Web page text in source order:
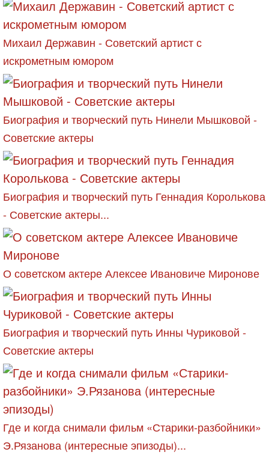
Михаил Державин - Советский артист с
искрометным юмором
Биография и творческий путь Нинели Мышковой -
Советские актеры
Биография и творческий путь Геннадия Королькова
- Советские актеры...
О советском актере Алексее Ивановиче Миронове
Биография и творческий путь Инны Чуриковой -
Советские актеры
Где и когда снимали фильм «Старики-разбойники»
Э.Рязанова (интересные эпизоды)...